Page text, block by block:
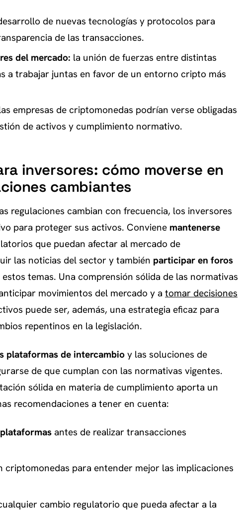
de nuevas tecnologías y protocolos para
de las transacciones.
del mercado: la unión de fuerzas entre distintas
a trabajar juntas en favor de un entorno cripto más
empresas de criptomonedas podrían verse obligadas
de activos y cumplimiento normativo.
inversores: cómo moverse en
cambiantes
regulaciones cambian con frecuencia, los inversores
para proteger sus activos. Conviene mantenerse
que puedan afectar al mercado de
las noticias del sector y también participar en foros
temas. Una comprensión sólida de las normativas
movimientos del mercado y a tomar decisiones
puede ser, además, una estrategia eficaz para
repentinos en la legislación.
plataformas de intercambio y las soluciones de
de que cumplan con las normativas vigentes.
sólida en materia de cumplimiento aporta un
recomendaciones a tener en cuenta:
antes de realizar transacciones
criptomonedas para entender mejor las implicaciones
cambio regulatorio que pueda afectar a la